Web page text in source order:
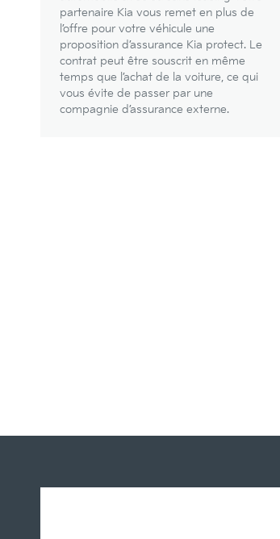
partenaire Kia vous remet en plus de
l’offre pour votre véhicule une
proposition d’assurance Kia protect. Le
contrat peut être souscrit en même
temps que l’achat de la voiture, ce qui
vous évite de passer par une
compagnie d’assurance externe.